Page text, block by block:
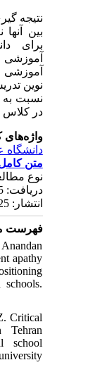
نتیجه
بین آن­ها
برای
آموزشی
آموزشی
نوین
نسبت به
در کلاس
واژه‌های
دانشگاه
متن کامل[PDF 482 kb]
نوع
انتشار: 1395/12/25
فهرست
apathy
schools.
Z. Critical
Tehran
school